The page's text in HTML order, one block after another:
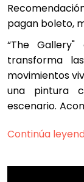
pagan boleto,
“The
transforma
movimientos
una pintura
escenario.
historia, y cada
Continúa